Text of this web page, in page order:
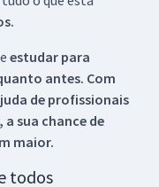
estudar para
antes. Com
de profissionais
sua chance de
maior.
todos